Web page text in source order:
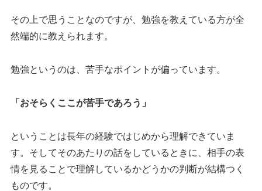
その上で思うことなのですが、勉強を教えている方が全
然端的に教えられます。
勉強というのは、苦手なポイントが偏っています。
「おそらくここが苦手であろう」
ということは長年の経験ではじめから理解できていま
す。そしてそのあたりの話をしているときに、相手の表
情を見ることで理解しているかどうかの判断が結構つく
ものです。